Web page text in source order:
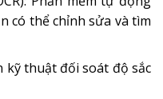
có thể chỉnh sửa và tìm
kỹ thuật đối soát độ sắc